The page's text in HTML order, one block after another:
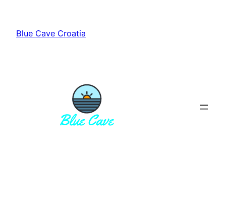
contenuto
Blue Cave Croatia